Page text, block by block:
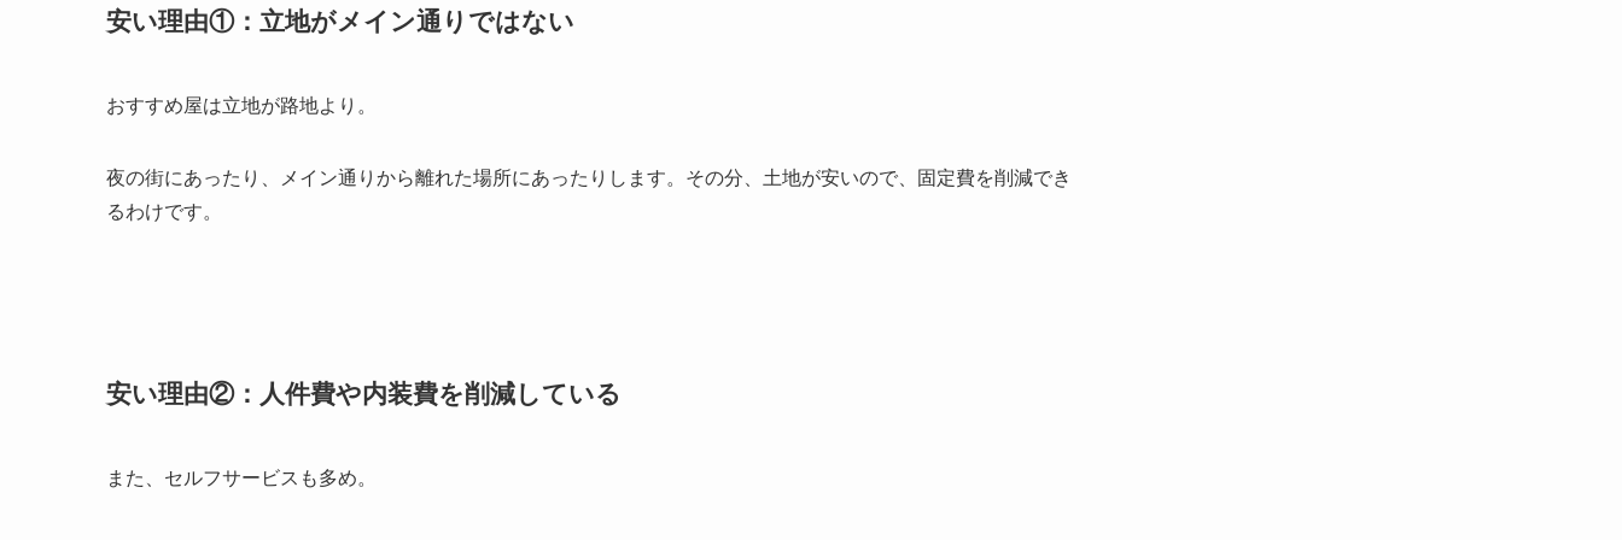
安い理由①：立地がメイン通りではない
おすすめ屋は立地が路地より。
夜の街にあったり、メイン通りから離れた場所にあったりします。その分、土地が安いので、固定費を削減でき
るわけです。
安い理由②：人件費や内装費を削減している
また、セルフサービスも多め。